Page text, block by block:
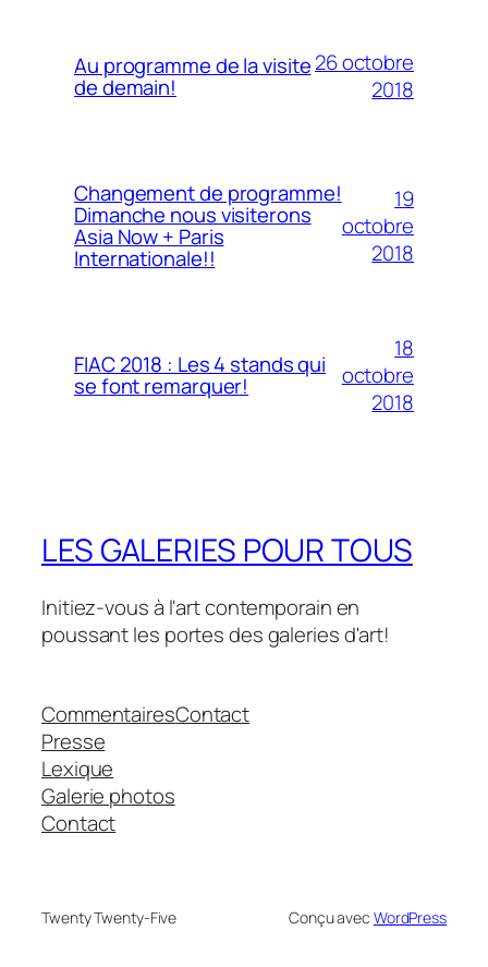
Au programme de la visite
de demain!
26 octobre
2018
Changement de programme!
Dimanche nous visiterons
Asia Now + Paris
Internationale!!
19
octobre
2018
FIAC 2018 : Les 4 stands qui
se font remarquer!
18
octobre
2018
LES GALERIES POUR TOUS
Initiez-vous à l'art contemporain en
poussant les portes des galeries d'art!
Commentaires
Presse
Lexique
Galerie photos
Contact
Contact
Twenty Twenty-Five Conçu avec WordPress